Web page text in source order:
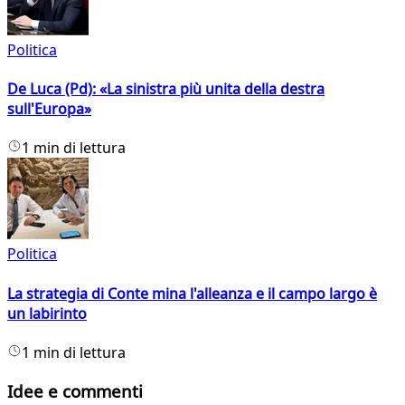
Politica
De Luca (Pd): «La sinistra più unita della destra
sull'Europa»
1 min di lettura
Politica
La strategia di Conte mina l'alleanza e il campo largo è
un labirinto
1 min di lettura
Idee e commenti